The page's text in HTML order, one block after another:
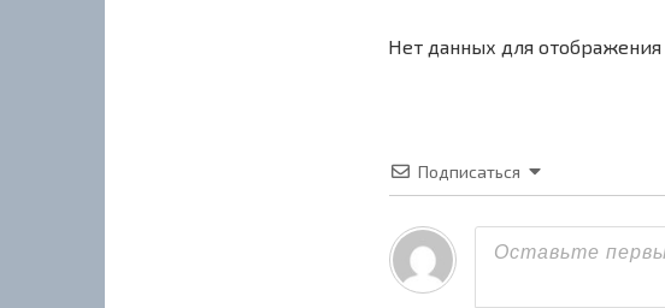
Нет данных для отображения
Подписаться